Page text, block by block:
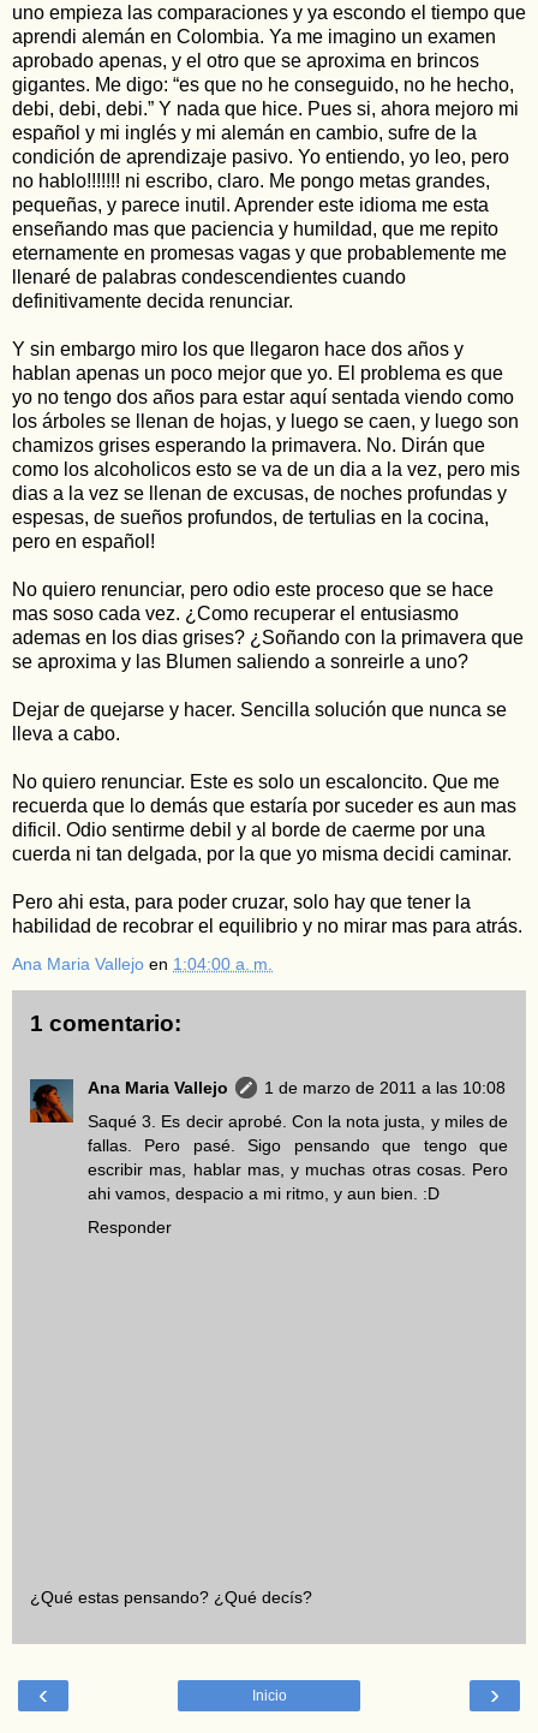
uno empieza las comparaciones y ya escondo el tiempo que
aprendi alemán en Colombia. Ya me imagino un examen
aprobado apenas, y el otro que se aproxima en brincos
gigantes. Me digo: “es que no he conseguido, no he hecho,
debi, debi, debi.” Y nada que hice. Pues si, ahora mejoro mi
español y mi inglés y mi alemán en cambio, sufre de la
condición de aprendizaje pasivo. Yo entiendo, yo leo, pero
no hablo!!!!!!! ni escribo, claro. Me pongo metas grandes,
pequeñas, y parece inutil. Aprender este idioma me esta
enseñando mas que paciencia y humildad, que me repito
eternamente en promesas vagas y que probablemente me
llenaré de palabras condescendientes cuando
definitivamente decida renunciar.
Y sin embargo miro los que llegaron hace dos años y
hablan apenas un poco mejor que yo. El problema es que
yo no tengo dos años para estar aquí sentada viendo como
los árboles se llenan de hojas, y luego se caen, y luego son
chamizos grises esperando la primavera. No. Dirán que
como los alcoholicos esto se va de un dia a la vez, pero mis
dias a la vez se llenan de excusas, de noches profundas y
espesas, de sueños profundos, de tertulias en la cocina,
pero en español!
No quiero renunciar, pero odio este proceso que se hace
mas soso cada vez. ¿Como recuperar el entusiasmo
ademas en los dias grises? ¿Soñando con la primavera que
se aproxima y las Blumen saliendo a sonreirle a uno?
Dejar de quejarse y hacer. Sencilla solución que nunca se
lleva a cabo.
No quiero renunciar. Este es solo un escaloncito. Que me
recuerda que lo demás que estaría por suceder es aun mas
dificil. Odio sentirme debil y al borde de caerme por una
cuerda ni tan delgada, por la que yo misma decidi caminar.
Pero ahi esta, para poder cruzar, solo hay que tener la
habilidad de recobrar el equilibrio y no mirar mas para atrás.
Ana Maria Vallejo en 1:04:00 a. m.
1 comentario:
Ana Maria Vallejo
1 de marzo de 2011 a las 10:08
Saqué 3. Es decir aprobé. Con la nota justa, y miles de
fallas. Pero pasé. Sigo pensando que tengo que
escribir mas, hablar mas, y muchas otras cosas. Pero
ahi vamos, despacio a mi ritmo, y aun bien. :D
Responder
¿Qué estas pensando? ¿Qué decís?
‹ ›
Inicio